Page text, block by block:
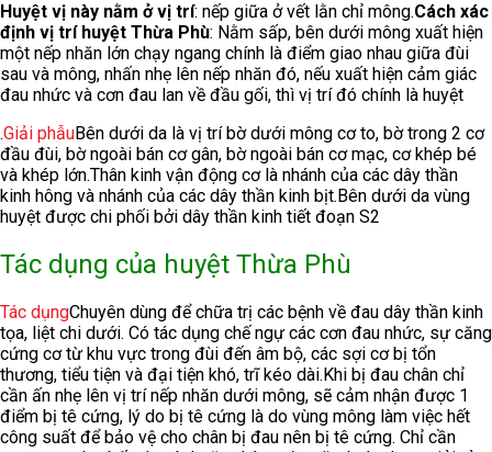
Huyệt vị này nằm ở vị trí: nếp giữa ở vết lằn chỉ mông.Cách xác
định vị trí huyệt Thừa Phù: Nằm sấp, bên dưới mông xuất hiện
một nếp nhăn lớn chạy ngang chính là điểm giao nhau giữa đùi
sau và mông, nhấn nhẹ lên nếp nhăn đó, nếu xuất hiện cảm giác
đau nhức và cơn đau lan về đầu gối, thì vị trí đó chính là huyệt
.Giải phẫuBên dưới da là vị trí bờ dưới mông cơ to, bờ trong 2 cơ
đầu đùi, bờ ngoài bán cơ gân, bờ ngoài bán cơ mạc, cơ khép bé
và khép lớn.Thân kinh vận động cơ là nhánh của các dây thần
kinh hông và nhánh của các dây thần kinh bịt.Bên dưới da vùng
huyệt được chi phối bởi dây thần kinh tiết đoạn S2
Tác dụng của huyệt Thừa Phù
Tác dụngChuyên dùng để chữa trị các bệnh về đau dây thần kinh
tọa, liệt chi dưới. Có tác dụng chế ngự các cơn đau nhức, sự căng
cứng cơ từ khu vực trong đùi đến âm bộ, các sợi cơ bị tổn
thương, tiểu tiện và đại tiện khó, trĩ kéo dài. Khi bị đau chân chỉ
cần ấn nhẹ lên vị trí nếp nhăn dưới mông, sẽ cảm nhận được 1
điểm bị tê cứng, lý do bị tê cứng là do vùng mông làm việc hết
công suất để bảo vệ cho chân bị đau nên bị tê cứng. Chỉ cần